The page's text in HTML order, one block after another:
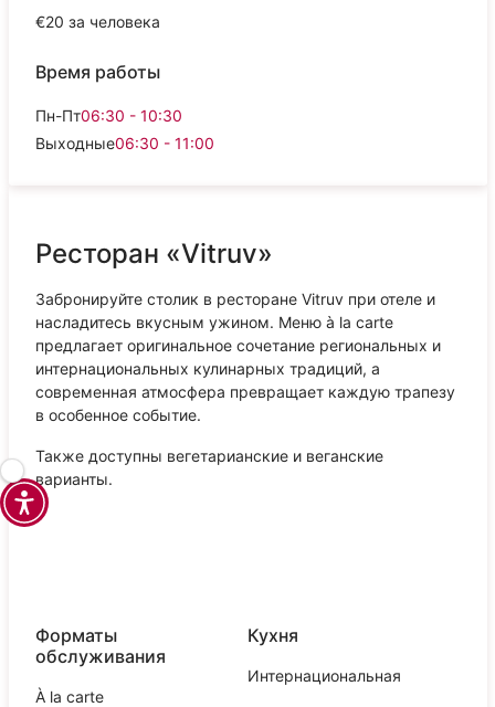
€20 за человека
Время работы
Пн-Пт06:30 - 10:30
Выходные06:30 - 11:00
Ресторан «Vitruv»
Забронируйте столик в ресторане Vitruv при отеле и
насладитесь вкусным ужином. Меню à la carte
предлагает оригинальное сочетание региональных и
интернациональных кулинарных традиций, а
современная атмосфера превращает каждую трапезу
в особенное событие.
Также доступны вегетарианские и веганские
варианты.
Форматы
обслуживания
À la carte
Кухня
Интернациональная